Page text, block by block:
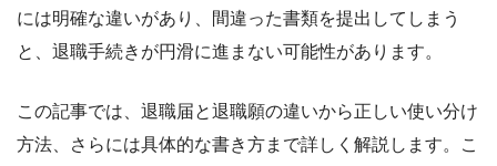
には明確な違いがあり、間違った書類を提出してしまう
と、退職手続きが円滑に進まない可能性があります。
この記事では、退職届と退職願の違いから正しい使い分け
方法、さらには具体的な書き方まで詳しく解説します。こ